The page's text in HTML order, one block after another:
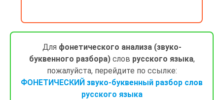
Для фонетического анализа (звуко-
буквенного разбора)слов русского языка,
пожалуйста, перейдите по ссылке:
ФОНЕТИЧЕСКИЙ звуко-буквенный разбор слов
русского языка